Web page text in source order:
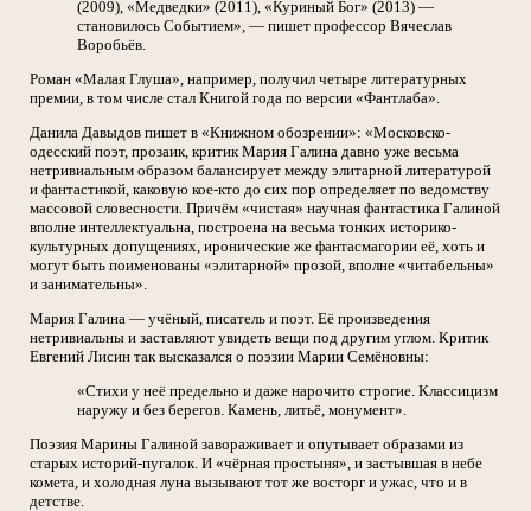
(2009), «Медведки» (2011), «Куриный Бог» (2013) —
становилось Событием», — пишет профессор Вячеслав
Воробьёв.
Роман «Малая Глуша», например, получил четыре литературных
премии, в том числе стал Книгой года по версии «Фантлаба».
Данила Давыдов пишет в «Книжном обозрении»: «Московско-
одесский поэт, прозаик, критик Мария Галина давно уже весьма
нетривиальным образом балансирует между элитарной литературой
и фантастикой, каковую кое-кто до сих пор определяет по ведомству
массовой словесности. Причём «чистая» научная фантастика Галиной
вполне интеллектуальна, построена на весьма тонких историко-
культурных допущениях, иронические же фантасмагории её, хоть и
могут быть поименованы «элитарной» прозой, вполне «читабельны»
и занимательны».
Мария Галина — учёный, писатель и поэт. Её произведения
нетривиальны и заставляют увидеть вещи под другим углом. Критик
Евгений Лисин так высказался о поэзии Марии Семёновны:
«Стихи у неё предельно и даже нарочито строгие. Классицизм
наружу и без берегов. Камень, литьё, монумент».
Поэзия Марины Галиной завораживает и опутывает образами из
старых историй-пугалок. И «чёрная простыня», и застывшая в небе
комета, и холодная луна вызывают тот же восторг и ужас, что и в
детстве.